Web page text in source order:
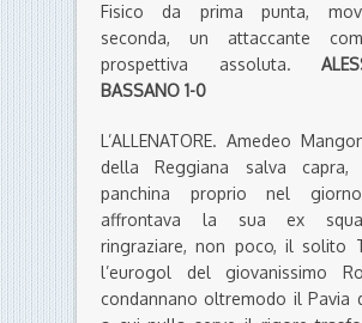
Fisico da prima punta,
seconda, un attaccante
prospettiva assoluta.
BASSANO 1-0
L’ALLENATORE. Amedeo
della Reggiana salva
panchina proprio nel
affrontava la sua ex
ringraziare, non poco, il solito
l’eurogol del giovanissimo
condannano oltremodo il Pavia